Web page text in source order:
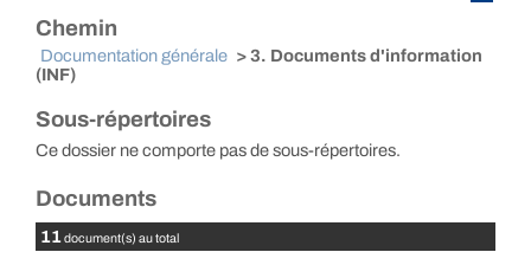
Chemin
Documentation générale > 3. Documents d'information
(INF)
Sous-répertoires
Ce dossier ne comporte pas de sous-répertoires.
Documents
11 document(s) au total